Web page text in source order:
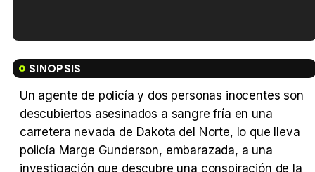
Tráiler 'Vida perra' (2026)
SINOPSIS
Un agente de policía y dos personas inocentes son
descubiertos asesinados a sangre fría en una
carretera nevada de Dakota del Norte, lo que lleva
policía Marge Gunderson, embarazada, a una
investigación que descubre una conspiración de la